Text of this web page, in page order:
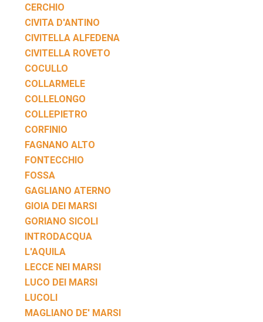
CERCHIO
CIVITA D'ANTINO
CIVITELLA ALFEDENA
CIVITELLA ROVETO
COCULLO
COLLARMELE
COLLELONGO
COLLEPIETRO
CORFINIO
FAGNANO ALTO
FONTECCHIO
FOSSA
GAGLIANO ATERNO
GIOIA DEI MARSI
GORIANO SICOLI
INTRODACQUA
L'AQUILA
LECCE NEI MARSI
LUCO DEI MARSI
LUCOLI
MAGLIANO DE' MARSI